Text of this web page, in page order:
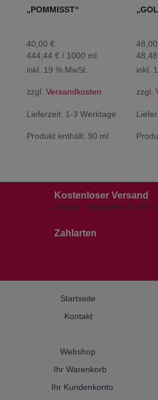
„POMMISST“
40,00 €
444,44 €/ 1000 ml
inkl. 19 % MwSt.
zzgl. Versandkosten
Lieferzeit: 1-3 Werktage
Produkt enthält: 90 ml
inkl.
zzgl.
Kostenloser Versand
ab einem Warenwert von 50,-
Zahlarten
Startseite
Kontakt
Webshop
Ihr Warenkorb
Ihr Kundenkonto